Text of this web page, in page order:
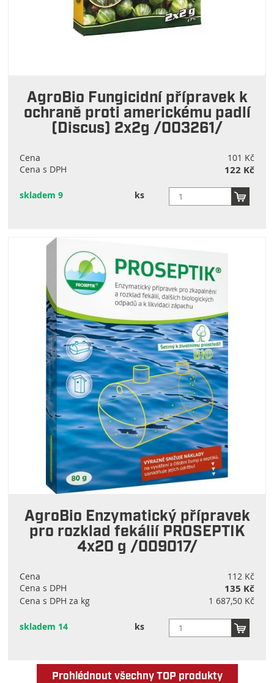
AgroBio Fungicidní přípravek k
ochraně proti americkému padlí
(Discus) 2x2g /003261/
Cena
101 Kč
Cena s DPH
122 Kč
skladem 9 ks
AgroBio Enzymatický přípravek
pro rozklad fekálií PROSEPTIK
4x20 g /009017/
Cena
112 Kč
Cena s DPH
135 Kč
Cena s DPH za kg 1 687,50 Kč
skladem 14 ks
Prohlédnout všechny TOP produkty